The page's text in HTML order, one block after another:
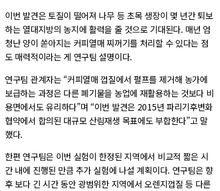
이번 발견은 토질이 떨어져 나무 등 초목 생장이 몇 년간 퇴보
하는 열대지방의 농지에 활력을 줄 것으로 기대된다. 매년 엄
청난 양이 쏟아지는 커피열매 찌꺼기를 처리할 수 있다는 점
도 매력적이라는 게 연구팀 설명이다.
연구팀 관계자는 “커피열매 껍질에서 펄프를 제거해 농가에
보급하는 과정은 다른 폐기물을 농업에 재활용하는 것보다 비
용면에서도 유리하다”며 “이번 발견은 2015년 파리기후변화
협약에서 합의된 대규모 산림재생 목표에도 부합한다”고 말
했다.
한편 연구팀은 이번 실험이 한정된 지역에서 비교적 짧은 시
간 내에 진행된 만큼 추가 실험에 나설 계획이다. 연구팀은 향
후 보다 긴 시간 동안 광범위한 지역에서 오렌지껍질 등 다른